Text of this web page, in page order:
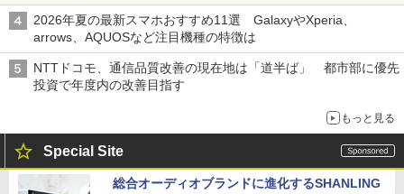
2026年夏の最新スマホおすすめ11選 GalaxyやXperia、
arrows、AQUOSなど注目機種の特徴は
NTTドコモ、通信品質改善の現在地は「道半ば」 都市部に優先
投資で年度内の改善目指す
もっと見る
Special Site
総合オーディオブランドに進化するSHANLING